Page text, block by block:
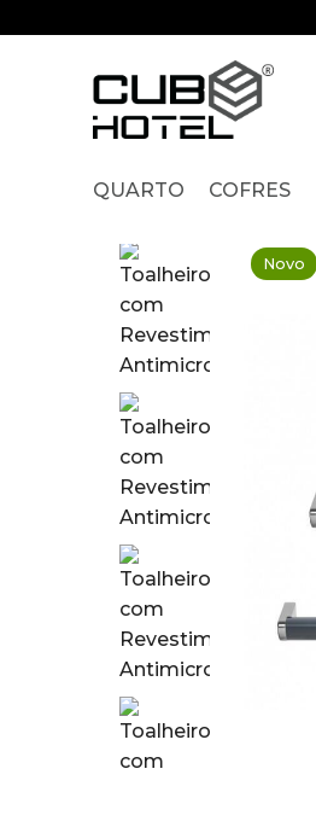
QUARTO COFRES
Novo